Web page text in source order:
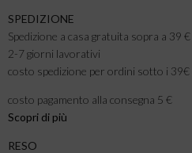
SPEDIZIONE
Spedizione a casa gratuita sopra a 39 €
2-7 giorni lavorativi
costo spedizione per ordini sotto i 39€
costo pagamento alla consegna 5 €
Scopri di più
RESO